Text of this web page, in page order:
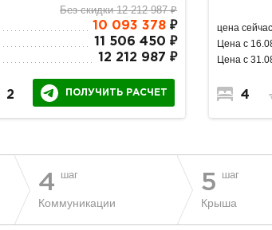
Без скидки 12 212 987 ₽
10 093 378 ₽
11 506 450 ₽
12 212 987 ₽
2 ПОЛУЧИТЬ РАСЧЕТ
цена сейчас
Цена с
Цена с
4
4 шаг
Коммуникации
5 шаг
Крыша